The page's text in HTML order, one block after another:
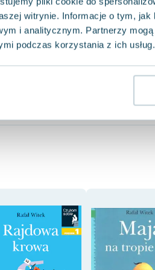
witrynie. Informacje o tym,
i analitycznym. Partnerzy
podczas korzystania z ich usług.
0.0
Pakujemy 11.08
zł nowa
Twarda
Używana
Do koszyka